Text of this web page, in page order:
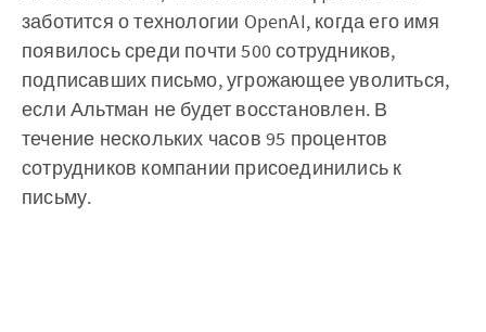
заботится о технологии OpenAI, когда его имя
появилось среди почти 500 сотрудников,
подписавших письмо, угрожающее уволиться,
если Альтман не будет восстановлен. В
течение нескольких часов 95 процентов
сотрудников компании присоединились к
письму.